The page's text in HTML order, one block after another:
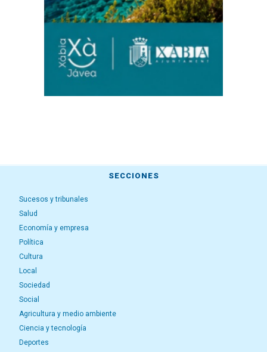
SECCIONES
Sucesos y tribunales
Salud
Economía y empresa
Política
Cultura
Local
Sociedad
Social
Agricultura y medio ambiente
Ciencia y tecnología
Deportes